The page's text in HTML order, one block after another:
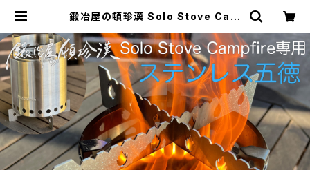
鍛冶屋の頓珍漢 Solo Stove Cam
ー専用 五徳/スタンド | 鍛冶屋の頓珍
漢